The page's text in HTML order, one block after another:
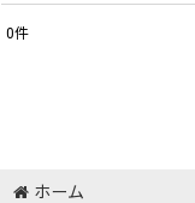
0件
ホーム